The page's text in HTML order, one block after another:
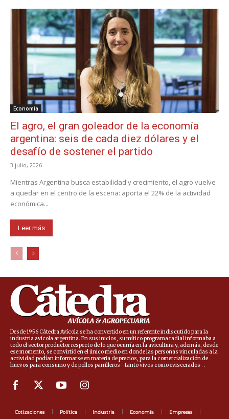
Economía
El agro, el gran goleador de la economía
argentina: seis de cada diez dólares y el
desafío de sostener el partido
3 julio, 2026
Mientras Argentina busca estabilidad y crecimiento, el agro vuelve
a quedar en el centro de la escena: aporta el 22% de la actividad
económica...
Leer más
Desde 1956 Cátedra Avícola se ha convertido en un referente indiscutido para la
industria avícola argentina. En sus inicios, su mítico programa radial informaba a
todo el sector productor respecto de lo que ocurría en la avicultura y, además, desde
ese momento, se convirtió en el único medio en donde las personas vinculadas a la
actividad podían informarse en materia de precios, para la comercialización de
huevos para consumo y de pollos parrilleros –tanto vivos como eviscerados–.
Cotizaciones Política Industria Economía Empresas